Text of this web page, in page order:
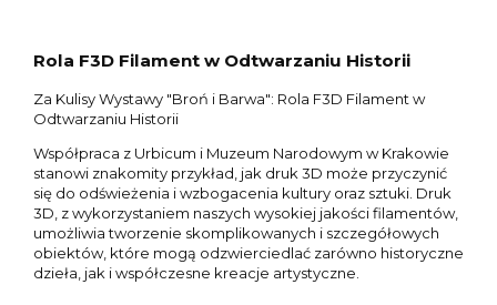
Rola F3D Filament w Odtwarzaniu Historii
Za Kulisy Wystawy "Broń i Barwa": Rola F3D Filament w
Odtwarzaniu Historii
Współpraca z Urbicum i Muzeum Narodowym w Krakowie
stanowi znakomity przykład, jak druk 3D może przyczynić
się do odświeżenia i wzbogacenia kultury oraz sztuki. Druk
3D, z wykorzystaniem naszych wysokiej jakości filamentów,
umożliwia tworzenie skomplikowanych i szczegółowych
obiektów, które mogą odzwierciedlać zarówno historyczne
dzieła, jak i współczesne kreacje artystyczne.